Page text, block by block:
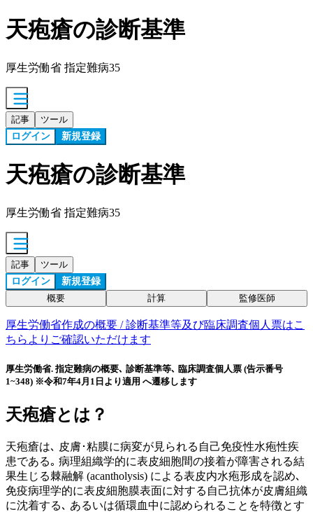
天疱瘡の診断基準
厚生労働省 指定難病35
記事 ツール
ログイン 新規登録
天疱瘡の診断基準
厚生労働省 指定難病35
記事 ツール
ログイン 新規登録
概要 計算 監修医師
厚生労働省作成の概要 / 診断基準等及び臨床調査個人票はこ
ちらよりご確認いただけます
厚生労働省. 指定難病の概要､ 診断基準等､ 臨床調査個人票 (告示番号
1~348) ※令和7年4月1日より適用 へ遷移します
天疱瘡とは？
天疱瘡は､ 皮膚･粘膜に病変が見られる自己免疫性水疱性疾
患である｡ 病理組織学的に表皮細胞間の接着が障害される結
果生じる棘融解 (acantholysis) による表皮内水疱形成を認め､
免疫病理学的に表皮細胞膜表面に対する自己抗体が皮膚組織
に沈着する､ あるいは循環血中に認められることを特徴とす